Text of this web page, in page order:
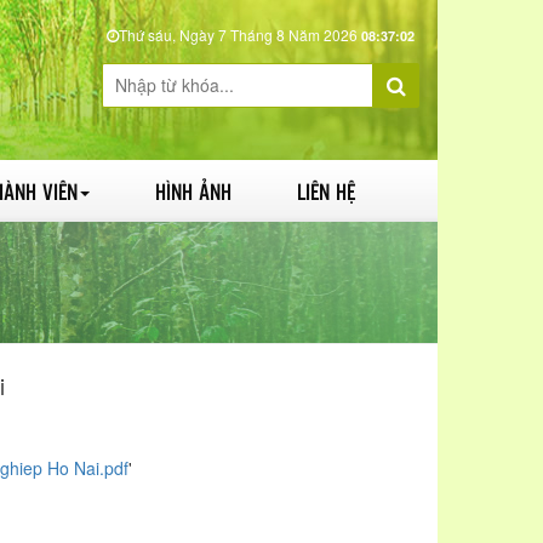
Thứ sáu, Ngày 7 Tháng 8 Năm 2026 08:37:03
VIÊN HÌNH ẢNH LIÊN HỆ
Ho Nai.pdf'